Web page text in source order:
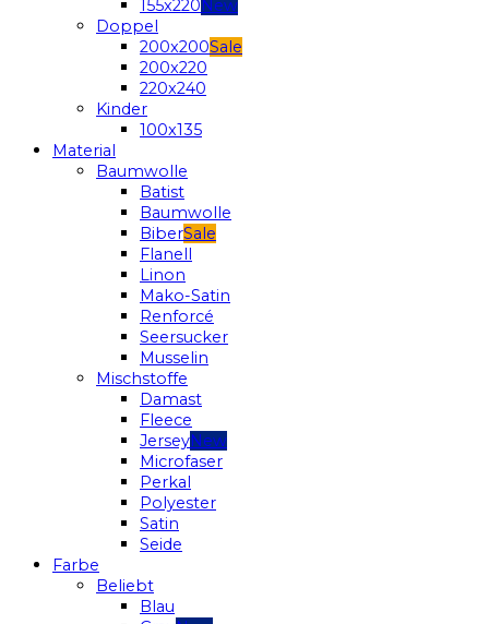
155x220
Doppel
200x200
200x220
220x240
Kinder
100x135
Material
Baumwolle
Batist
Baumwolle
Biber
Flanell
Linon
Mako-Satin
Renforcé
Seersucker
Musselin
Mischstoffe
Damast
Fleece
Jersey
Microfaser
Perkal
Polyester
Satin
Seide
Farbe
Beliebt
Blau